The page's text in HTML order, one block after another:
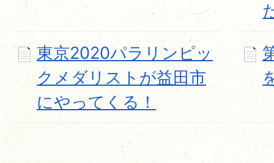
東京2020パラリンピッ
クメダリストが益田市
にやってくる！